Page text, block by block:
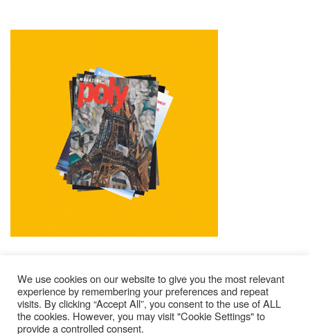
Impressum Kontakt
Alle Ausgaben Lesen
POLY Abonnieren
We use cookies on our website to give you the most relevant
experience by remembering your preferences and repeat
visits. By clicking “Accept All”, you consent to the use of ALL
the cookies. However, you may visit "Cookie Settings" to
provide a controlled consent.